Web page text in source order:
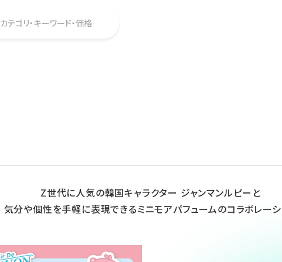
カテゴリ・キーワード・価格
Z世代に人気の韓国キャラクター ジャンマンルピーと
気分や個性を手軽に表現できるミニモアパフュームのコラボレーシ